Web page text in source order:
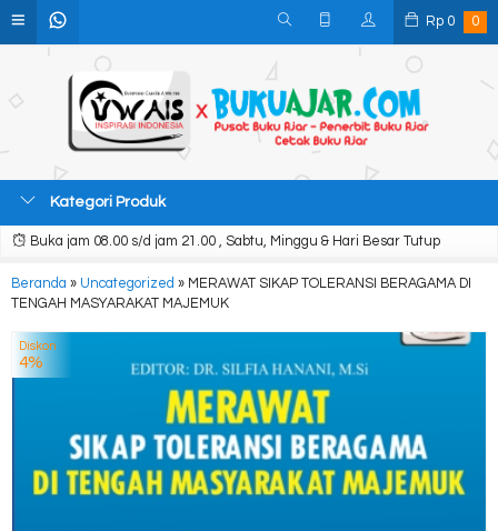
Rp 0 0
Kategori Produk
Buka jam 08.00 s/d jam 21.00 , Sabtu, Minggu & Hari Besar Tutup
Beranda » Uncategorized » MERAWAT SIKAP TOLERANSI BERAGAMA DI
TENGAH MASYARAKAT MAJEMUK
Diskon
4%